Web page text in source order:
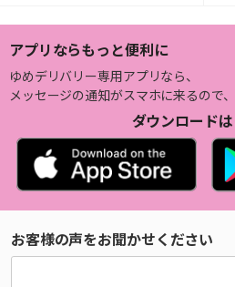
アプリならもっと便利に
ゆめデリバリー専用アプリなら、
メッセージの通知がスマホに来るので、
ダウンロード
お客様の声をお聞かせください